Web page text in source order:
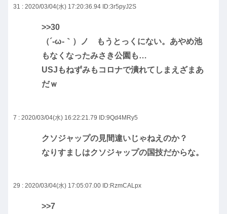
31 : 2020/03/04(水) 17:20:36.94 ID:3r5pyJ2S
>>30
（´-ω-｀）ノ もうとっくにない。あやめ池
もなくなったみさき公園も…
USJもねずみもコロナで潰れてしまえざまあ
だｗ
7 : 2020/03/04(水) 16:22:21.79 ID:9Qd4MRy5
クソジャップの見間違いじゃねえのか？
なりすましはクソジャップの国技だからな。
29 : 2020/03/04(水) 17:05:07.00 ID:RzmCALpx
>>7